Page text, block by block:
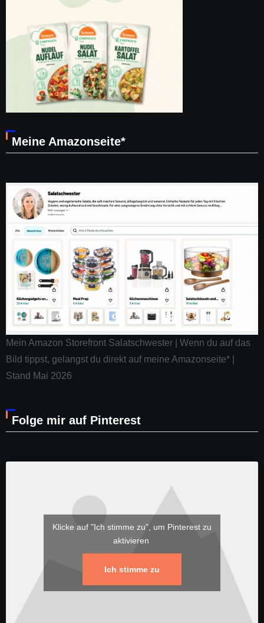
Meine Amazonseite*
Mein Amazon Storefront Salatschwester | Wenn du auf das
Bild tippst, gelangst du direkt auf meine Amazonseite* |
Stand Mai 2026
Folge mir auf Pinterest
Klicke auf "Ich stimme zu", um Pinterest zu
aktivieren
Ich stimme zu